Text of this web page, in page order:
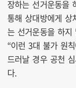
장하는 선거운동을
통해 상대방에게
는 선거운동을 하지
“이런 3대 불가 원
드러날 경우 공천
다.